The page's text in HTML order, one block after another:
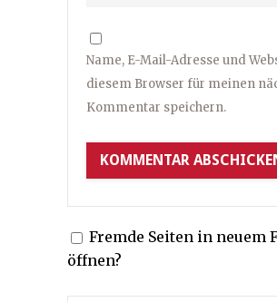
Name, E-Mail-Adresse und
diesem Browser für meinen
Kommentar speichern.
Fremde Seiten in neuem
öffnen?